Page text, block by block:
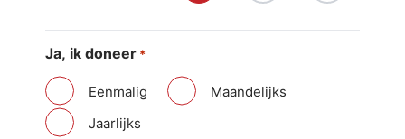
Ja, ik doneer *
Eenmalig
Maandelijks
Jaarlijks